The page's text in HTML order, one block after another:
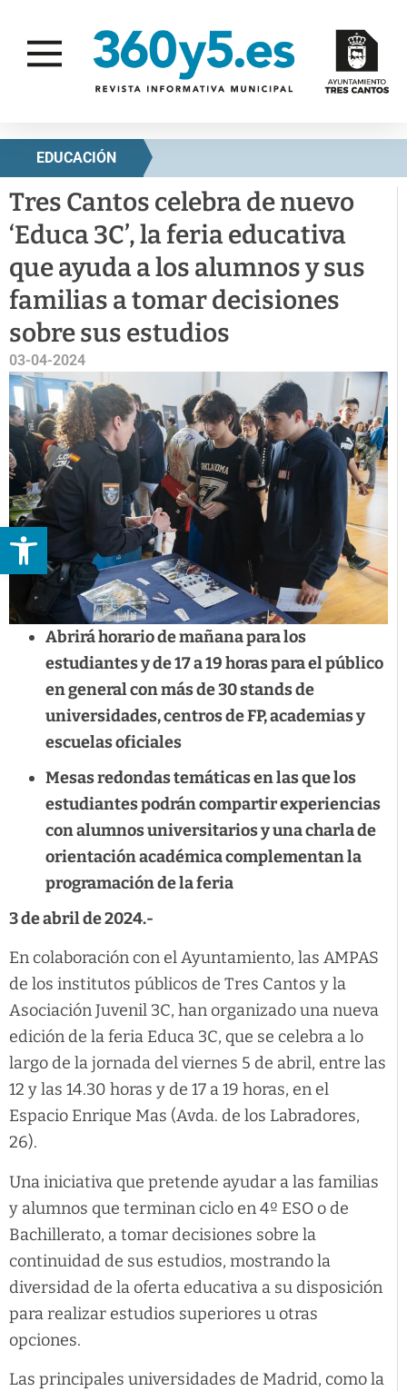
Abrir barra de herramientas
EDUCACIÓN
Tres Cantos celebra de nuevo
‘Educa 3C’, la feria educativa
que ayuda a los alumnos y sus
familias a tomar decisiones
sobre sus estudios
03-04-2024
Abrirá horario de mañana para los
estudiantes y de 17 a 19 horas para el público
en general con más de 30 stands de
universidades, centros de FP, academias y
escuelas oficiales
Mesas redondas temáticas en las que los
estudiantes podrán compartir experiencias
con alumnos universitarios y una charla de
orientación académica complementan la
programación de la feria
3 de abril de 2024.-
En colaboración con el Ayuntamiento, las AMPAS
de los institutos públicos de Tres Cantos y la
Asociación Juvenil 3C, han organizado una nueva
edición de la feria Educa 3C, que se celebra a lo
largo de la jornada del viernes 5 de abril, entre las
12 y las 14.30 horas y de 17 a 19 horas, en el
Espacio Enrique Mas (Avda. de los Labradores,
26).
Una iniciativa que pretende ayudar a las familias
y alumnos que terminan ciclo en 4º ESO o de
Bachillerato, a tomar decisiones sobre la
continuidad de sus estudios, mostrando la
diversidad de la oferta educativa a su disposición
para realizar estudios superiores u otras
opciones.
Las principales universidades de Madrid, como la